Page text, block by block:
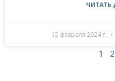
ЧИТАТЬ
15 февраля 2024 г.
1 2